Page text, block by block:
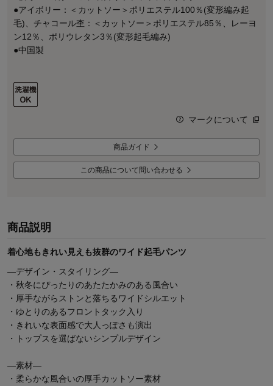
●アイボリー：＜カットソー＞ポリエステル100％(変形編み起
毛)、チャコール杢：＜カットソー＞ポリエステル85％、レーヨ
ン12％、ポリウレタン3％(変形起毛編み)
●中国製
マークについて
商品ガイド
この商品について問い合わせる
商品説明
着心地もきれい見えも抜群のワイド起毛パンツ
―デザイン・スタイリング―
・秋冬にぴったりのあたたかみのある風合い
・厚手ながらストンと落ちるワイドシルエット
・ゆとりのあるフロントタック入り
・きれいな表面感で大人っぽさも演出
・トップスを選ばないシンプルデザイン
―素材―
・柔らかな風合いの厚手カットソー素材